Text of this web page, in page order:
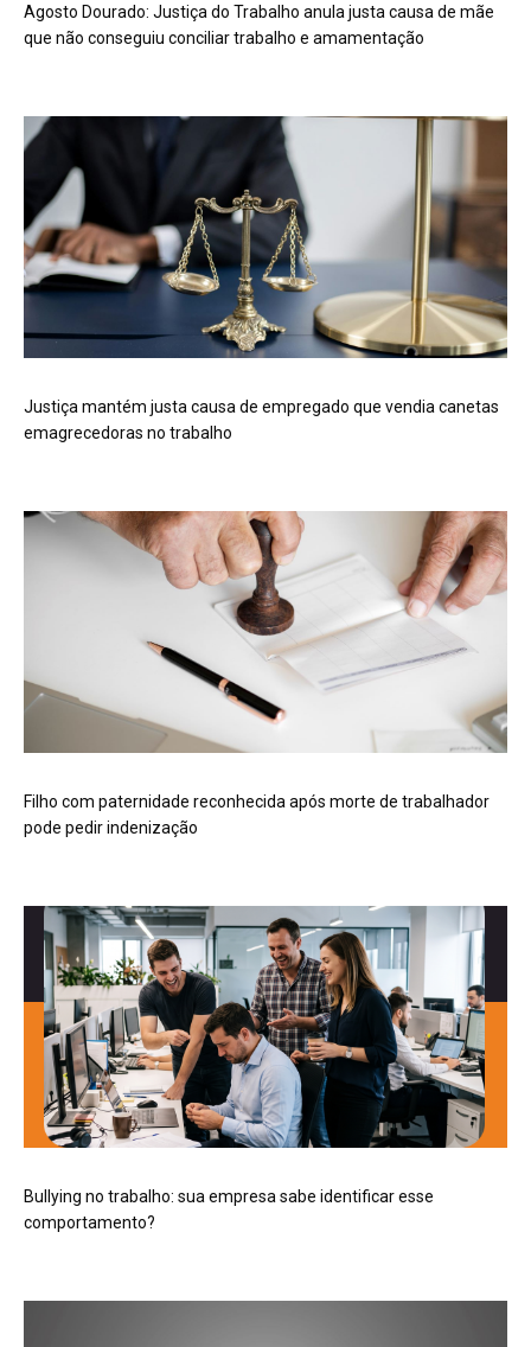
Agosto Dourado: Justiça do Trabalho anula justa causa de mãe
que não conseguiu conciliar trabalho e amamentação
Justiça mantém justa causa de empregado que vendia canetas
emagrecedoras no trabalho
Filho com paternidade reconhecida após morte de trabalhador
pode pedir indenização
Bullying no trabalho: sua empresa sabe identificar esse
comportamento?